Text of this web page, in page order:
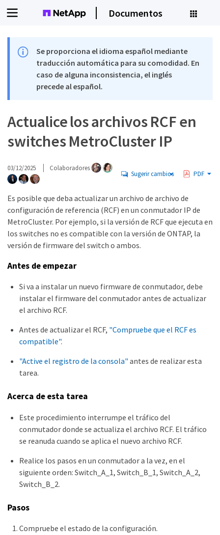
Documentos
Se proporciona el idioma español mediante
traducción automática para su comodidad. En
caso de alguna inconsistencia, el inglés
precede al español.
Actualice los archivos RCF en
switches MetroCluster IP
03/12/2025 Colaboradores
Sugerir cambios PDF
Es posible que deba actualizar un archivo de archivo de
configuración de referencia (RCF) en un conmutador IP de
MetroCluster. Por ejemplo, si la versión de RCF que ejecuta en
los switches no es compatible con la versión de ONTAP, la
versión de firmware del switch o ambos.
Antes de empezar
Si va a instalar un nuevo firmware de conmutador, debe
instalar el firmware del conmutador antes de actualizar
el archivo RCF.
Antes de actualizar el RCF, "Compruebe que el RCF es
compatible".
"Active el registro de la consola" antes de realizar esta
tarea.
Acerca de esta tarea
Este procedimiento interrumpe el tráfico del
conmutador donde se actualiza el archivo RCF. El tráfico
se reanuda cuando se aplica el nuevo archivo RCF.
Realice los pasos en un conmutador a la vez, en el
siguiente orden: Switch_A_1, Switch_B_1, Switch_A_2,
Switch_B_2.
Pasos
Compruebe el estado de la configuración.